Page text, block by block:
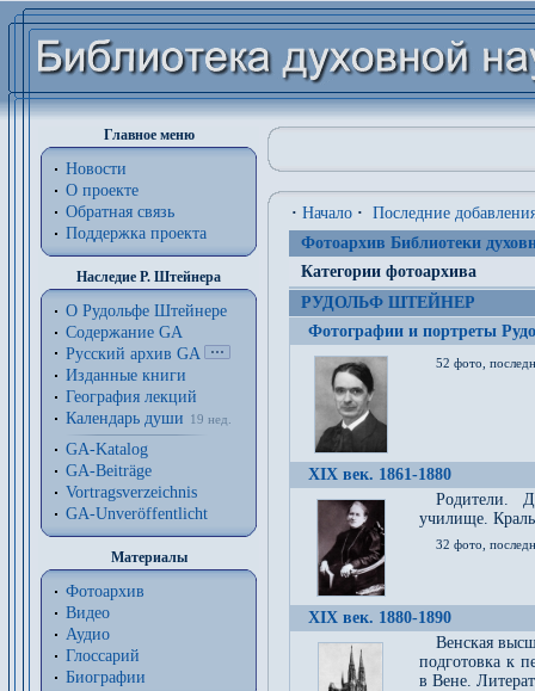
Главное меню
Новости
О проекте
Обратная связь
Поддержка проекта
Наследие Р. Штейнера
О Рудольфе Штейнере
Содержание GA
Русский архив GA
Изданные книги
География лекций
Календарь души
19 нед.
GA-Katalog
GA-Beiträge
Vortragsverzeichnis
GA-Unveröffentlicht
Материалы
Фотоархив
Видео
Аудио
Глоссарий
Биографии
· Начало · Последние
Фотоархив Библиотеки
Категории фотоархива
РУДОЛЬФ ШТЕЙНЕР
Фотографии и портреты
52 фото,
XIX век. 1861-1880
Родители.
училище.
32 фото,
XIX век. 1880-1890
Венская
подготовка к
в Вене.